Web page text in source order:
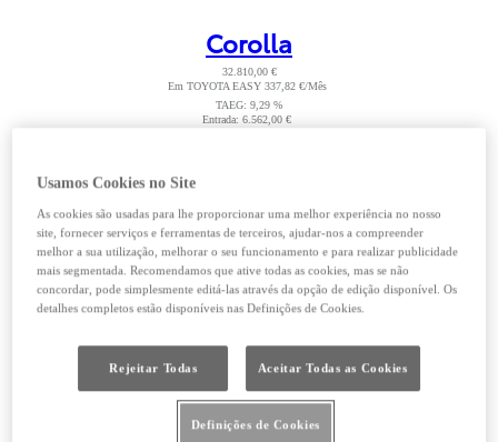
Corolla
32.810,00 €
Em TOYOTA EASY 337,82 €/MêsRead Disclaimer
TAEG: 9,29 %
Entrada: 6.562,00 €
Usamos Cookies no Site
As cookies são usadas para lhe proporcionar uma melhor experiência no nosso
site, fornecer serviços e ferramentas de terceiros, ajudar-nos a compreender
melhor a sua utilização, melhorar o seu funcionamento e para realizar publicidade
mais segmentada. Recomendamos que ative todas as cookies, mas se não
concordar, pode simplesmente editá-las através da opção de edição disponível. Os
detalhes completos estão disponíveis nas Definições de Cookies.
Rejeitar Todas Aceitar Todas as Cookies
Definições de Cookies